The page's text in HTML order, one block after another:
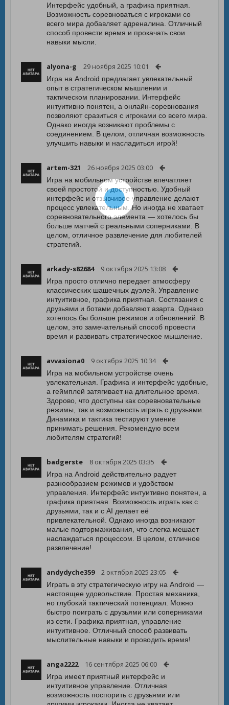
Интерфейс удобный, а графика приятная.
Возможность соревноваться с игроками со
всего мира добавляет адреналина. Отличный
способ провести время и прокачать свои
навыки мысли.
alyona-g 29 ноября 2025 10:01
Игра на Android предлагает увлекательный
опыт в стратегическом мышлении и
тактическом планировании. Интерфейс
интуитивно понятен, а онлайн-соревнования
позволяют сразиться с игроками со всего мира.
Однако иногда возникают проблемы с
соединением. В целом, отличная возможность
улучшить навыки и насладиться игрой!
artem-321 26 ноября 2025 03:00
Игра на мобильном устройстве впечатляет
своей простотой и доступностью. Удобный
интерфейс и отзывчивое управление делают
процесс увлекательным. Но иногда не хватает
соревновательного элемента — хотелось бы
больше матчей с реальными соперниками. В
целом, отличное развлечение для любителей
стратегий.
arkady-s82684 9 октября 2025 13:08
Игра просто отлично передает атмосферу
классических шашечных дуэлей. Управление
интуитивное, графика приятная. Состязания с
друзьями и ботами добавляют азарта. Однако
хотелось бы больше режимов и обновлений. В
целом, это замечательный способ провести
время и развивать стратегическое мышление.
avvasiona0 9 октября 2025 10:34
Игра на мобильном устройстве очень
увлекательная. Графика и интерфейс удобные,
а геймплей затягивает на длительное время.
Здорово, что доступны как соревновательные
режимы, так и возможность играть с друзьями.
Динамика и тактика тестируют умение
принимать решения. Рекомендую всем
любителям стратегий!
badgerste 8 октября 2025 03:35
Игра на Android действительно радует
разнообразием режимов и удобством
управления. Интерфейс интуитивно понятен, а
графика приятная. Возможность играть как с
друзьями, так и с AI делает её
привлекательной. Однако иногда возникают
малые подтормаживания, что слегка мешает
наслаждаться процессом. В целом, отличное
развлечение!
andydyche359 2 октября 2025 23:05
Играть в эту стратегическую игру на Android —
настоящее удовольствие. Простая механика,
но глубокий тактический потенциал. Можно
быстро поиграть с друзьями или соперниками
из сети. Графика приятная, управление
интуитивное. Отличный способ развивать
мыслительные навыки и проводить время!
anga2222 16 сентября 2025 06:00
Игра имеет приятный интерфейс и
интуитивное управление. Отличная
возможность поспорить с друзьями или